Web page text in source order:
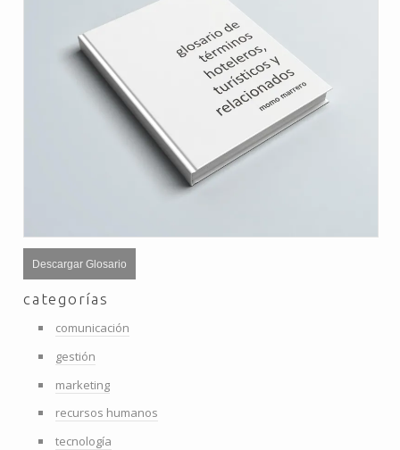
Descargar Glosario
categorías
comunicación
gestión
marketing
recursos humanos
tecnología